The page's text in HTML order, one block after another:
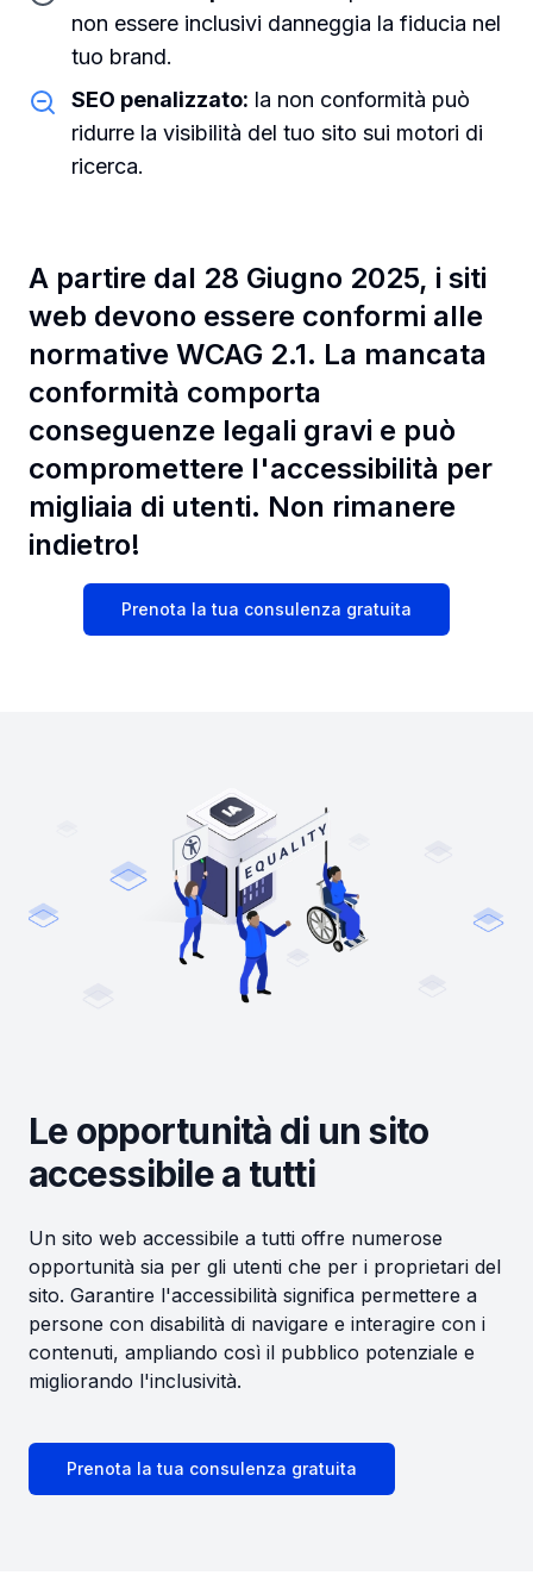
non essere inclusivi danneggia la fiducia nel
tuo brand.
SEO penalizzato: la non conformità può
ridurre la visibilità del tuo sito sui motori di
ricerca.
A partire dal 28 Giugno 2025, i siti
web devono essere conformi alle
normative WCAG 2.1. La mancata
conformità comporta
conseguenze legali gravi e può
compromettere l'accessibilità per
migliaia di utenti. Non rimanere
indietro!
Prenota la tua consulenza gratuita
Le opportunità di un sito
accessibile a tutti
Un sito web accessibile a tutti offre numerose
opportunità sia per gli utenti che per i proprietari del
sito. Garantire l'accessibilità significa permettere a
persone con disabilità di navigare e interagire con i
contenuti, ampliando così il pubblico potenziale e
migliorando l'inclusività.
Prenota la tua consulenza gratuita